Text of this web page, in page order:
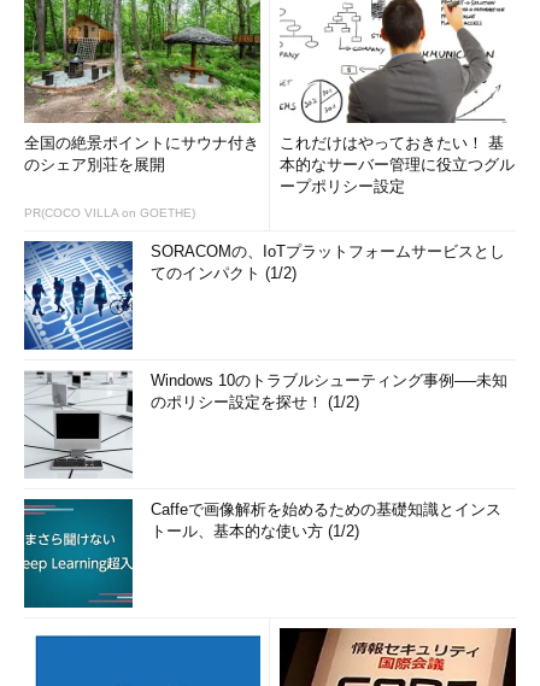
全国の絶景ポイントにサウナ付き
のシェア別荘を展開
PR(COCO VILLA on GOETHE)
これだけはやっておきたい！ 基
本的なサーバー管理に役立つグル
ープポリシー設定
SORACOMの、IoTプラットフォームサービスとし
てのインパクト (1/2)
Windows 10のトラブルシューティング事例──未知
のポリシー設定を探せ！ (1/2)
Caffeで画像解析を始めるための基礎知識とインス
トール、基本的な使い方 (1/2)